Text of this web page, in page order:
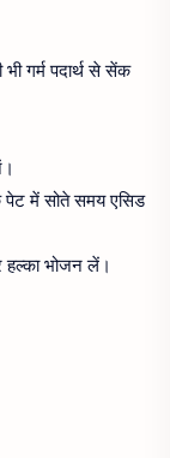
गर्म पदार्थ से सेंक
में सोते समय एसिड
हल्का भोजन लें।